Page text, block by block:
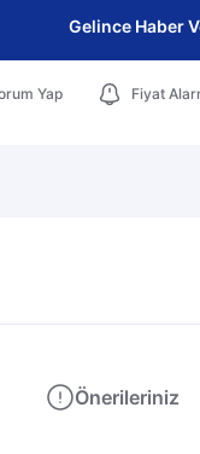
Gelince Haber
Yap Fiyat
Önerileriniz